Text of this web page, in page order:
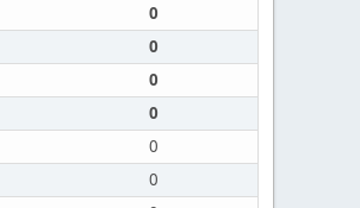
0
0
0
0
0
0